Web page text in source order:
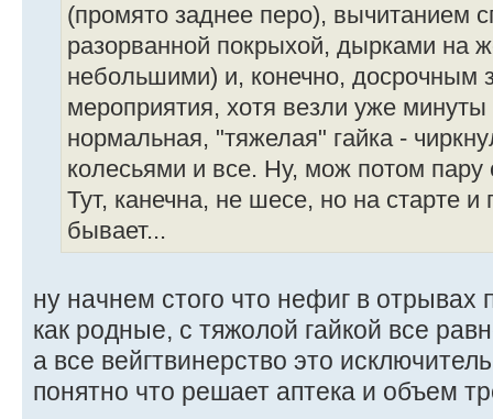
(промято заднее перо), вычитанием
разорванной покрыхой, дырками на
небольшими) и, конечно, досрочным
мероприятия, хотя везли уже
нормальная, "тяжелая" гайка -
колесьями и все. Ну, мож потом
Тут, канечна, не шесе, но на старте и
бывает...
ну начнем стого что нефиг в отрывах
как родные, с тяжолой гайкой все
а все вейгтвинерство это
понятно что решает аптека и объем